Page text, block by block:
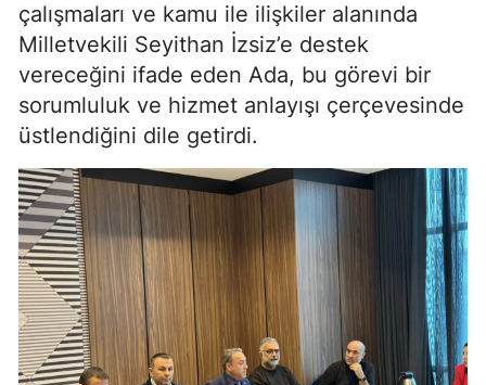
çalışmaları ve kamu ile ilişkiler alanında
Milletvekili Seyithan İzsiz’e destek
vereceğini ifade eden Ada, bu görevi bir
sorumluluk ve hizmet anlayışı çerçevesinde
üstlendiğini dile getirdi.